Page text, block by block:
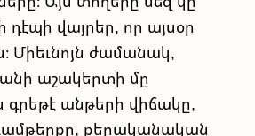
վայրեր, որ այսօր
Միեւնոյն ժամանակ,
աշակերտի մը
գրեթէ անթերի վիճակը,
քերականական